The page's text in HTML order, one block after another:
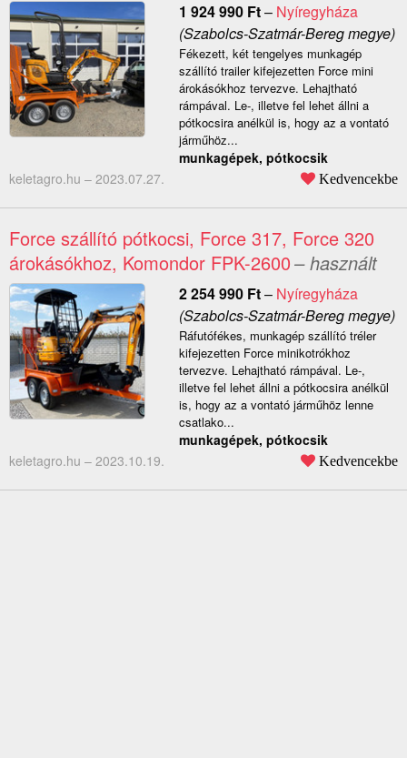
1 924 990 Ft– Nyíregyháza
(Szabolcs-Szatmár-Bereg megye)
Fékezett, két tengelyes munkagép
szállító trailer kifejezetten Force mini
árokásókhoz tervezve. Lehajtható
rámpával. Le-, illetve fel lehet állni a
pótkocsira anélkül is, hogy az a vontató
járműhöz...
munkagépek, pótkocsik
keletagro.hu – 2023.07.27. Kedvencekbe
Force szállító pótkocsi, Force 317, Force 320
árokásókhoz, Komondor FPK-2600– használt
2 254 990 Ft– Nyíregyháza
(Szabolcs-Szatmár-Bereg megye)
Ráfutófékes, munkagép szállító tréler
kifejezetten Force minikotrókhoz
tervezve. Lehajtható rámpával. Le-,
illetve fel lehet állni a pótkocsira anélkül
is, hogy az a vontató járműhöz lenne
csatlako...
munkagépek, pótkocsik
keletagro.hu – 2023.10.19. Kedvencekbe